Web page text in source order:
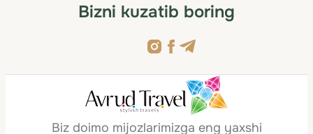
Bizni kuzatib boring
Biz doimo mijozlarimizga eng yaxshi